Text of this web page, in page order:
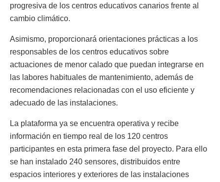
progresiva de los centros educativos canarios frente al
cambio climático.
Asimismo, proporcionará orientaciones prácticas a los
responsables de los centros educativos sobre
actuaciones de menor calado que puedan integrarse en
las labores habituales de mantenimiento, además de
recomendaciones relacionadas con el uso eficiente y
adecuado de las instalaciones.
La plataforma ya se encuentra operativa y recibe
información en tiempo real de los 120 centros
participantes en esta primera fase del proyecto. Para ello
se han instalado 240 sensores, distribuidos entre
espacios interiores y exteriores de las instalaciones